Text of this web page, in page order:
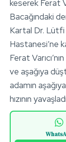
keserek Ferat
Bacağındaki
Kartal Dr. Lütfi
Hastanesi’ne
Ferat
ve aşağıya
adamın
hızının